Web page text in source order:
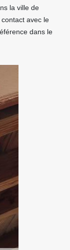
la ville de
avec le
dans le